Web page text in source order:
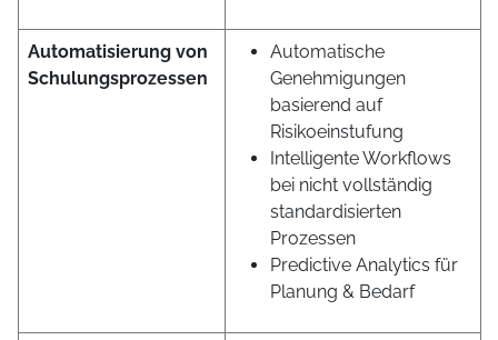
Automatisierung von
Schulungsprozessen
Automatische
Genehmigungen
basierend auf
Risikoeinstufung
Intelligente Workflows
bei nicht vollständig
standardisierten
Prozessen
Predictive Analytics für
Planung & Bedarf